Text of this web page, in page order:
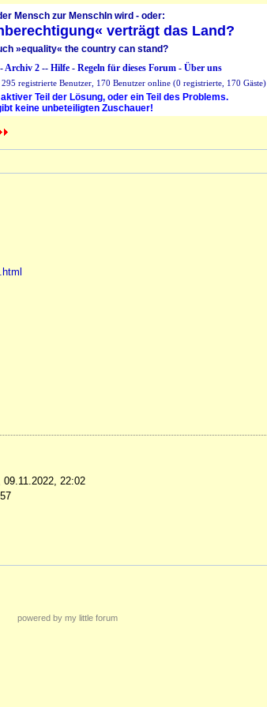
Mensch zur MenschIn wird - oder:
verträgt das Land?
»equality« the country can stand?
Archiv 2-- Hilfe- Regeln für dieses Forum- Über uns
registrierte Benutzer, 170 Benutzer online (0 registrierte, 170 Gäste)
Teil der Lösung, oder ein Teil des Problems.
keine unbeteiligten Zuschauer!
09.11.2022, 22:02
powered by my little forum